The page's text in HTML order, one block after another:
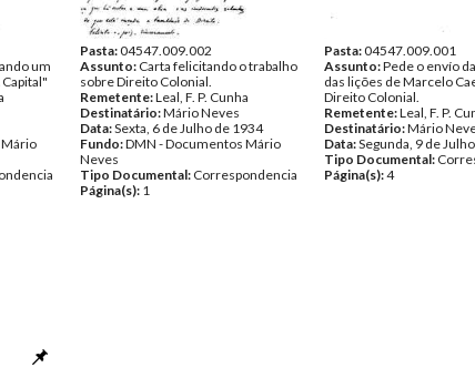
um
Pasta:04547.009.002
Assunto: Carta felicitando o trabalho
sobre Direito Colonial.
Remetente:Leal, F. P. Cunha
Destinatário:Mário Neves
Data:Sexta, 6 de Julho de 1934
Fundo:DMN - Documentos Mário
Neves
Tipo Documental: Correspondencia
Página(s): 1
Pasta:04547.009.001
Assunto:Pede o envío
das lições de Marcelo
Direito Colonial.
Remetente:Leal, F. P.
Destinatário:Mário
Data:Segunda, 9 de
Tipo Documental:
Página(s):4